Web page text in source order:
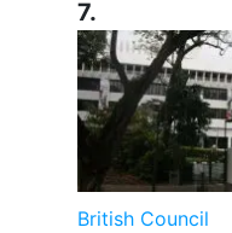
7.
British Council